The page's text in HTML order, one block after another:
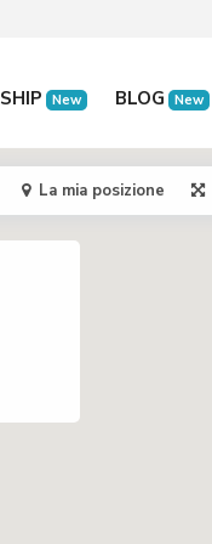
New BLOG New
La mia posizione